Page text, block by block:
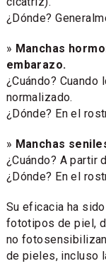
¿Dónde?
» Manchas
embarazo.
¿Cuándo?
normalizado.
¿Dónde? En el
» Manchas
¿Cuándo? A partir
¿Dónde? En el
Su eficacia ha
fototipos de piel,
no
de pieles, incluso